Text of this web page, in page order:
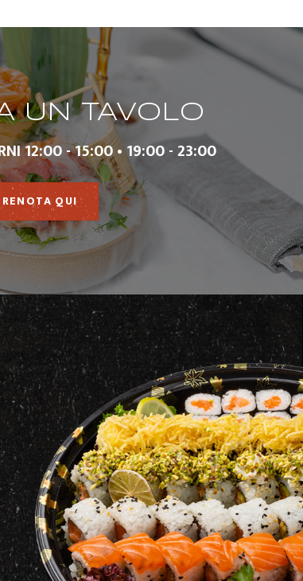
UN TAVOLO
12:00 - 15:00 • 19:00 - 23:00
QUI